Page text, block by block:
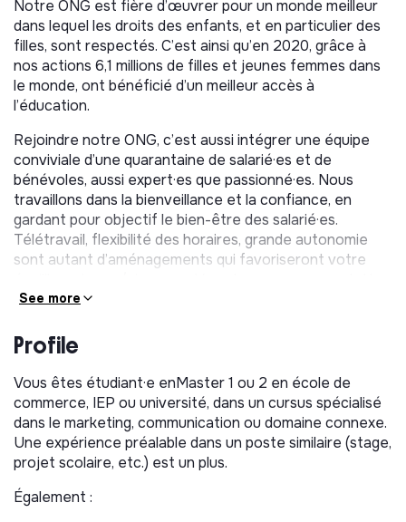
Notre ONG est fière d’œuvrer pour un monde meilleur
dans lequel les droits des enfants, et en particulier des
filles, sont respectés. C’est ainsi qu’en 2020, grâce à
nos actions 6,1 millions de filles et jeunes femmes dans
le monde, ont bénéficié d’un meilleur accès à
l’éducation.
Rejoindre notre ONG, c’est aussi intégrer une équipe
conviviale d’une quarantaine de salarié·es et de
bénévoles, aussi expert·es que passionné·es. Nous
travaillons dans la bienveillance et la confiance, en
gardant pour objectif le bien-être des salarié·es.
Télétravail, flexibilité des horaires, grande autonomie
sont autant d’aménagements qui favoriseront votre
de métiers variés et une organisation qui s’inscrit dans
Pour compléter cette belle équipe, nous recherchons
des talents qui partagent nos valeurs et qui souhaitent
apporter leur pierre à l’édifice. Venez donc nous
rencontrer pour découvrir les belles missions qui nous
animent et nous motivent.
Le département Communication et
Collecte
See more
Profile
Vous êtes étudiant·e enMaster 1 ou 2 en école de
commerce, IEP ou université, dans un cursus spécialisé
dans le marketing, communication ou domaine connexe.
Une expérience préalable dans un poste similaire (stage,
projet scolaire, etc.) est un plus.
Également :